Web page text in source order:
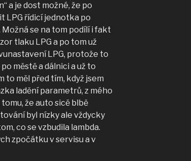
a je dost možné, že po
LPG řídicí jednotka po
se na tom podílí i fakt
tlaku LPG a po tom už
LPG, protože to
městě a dálnici a už to
to měl před tím, když jsem
ladění parametrů, z mého
že auto sicě blbě
byl nízky ale vždycky
co se vzbudila lambda.
zpočátku v servisu a v